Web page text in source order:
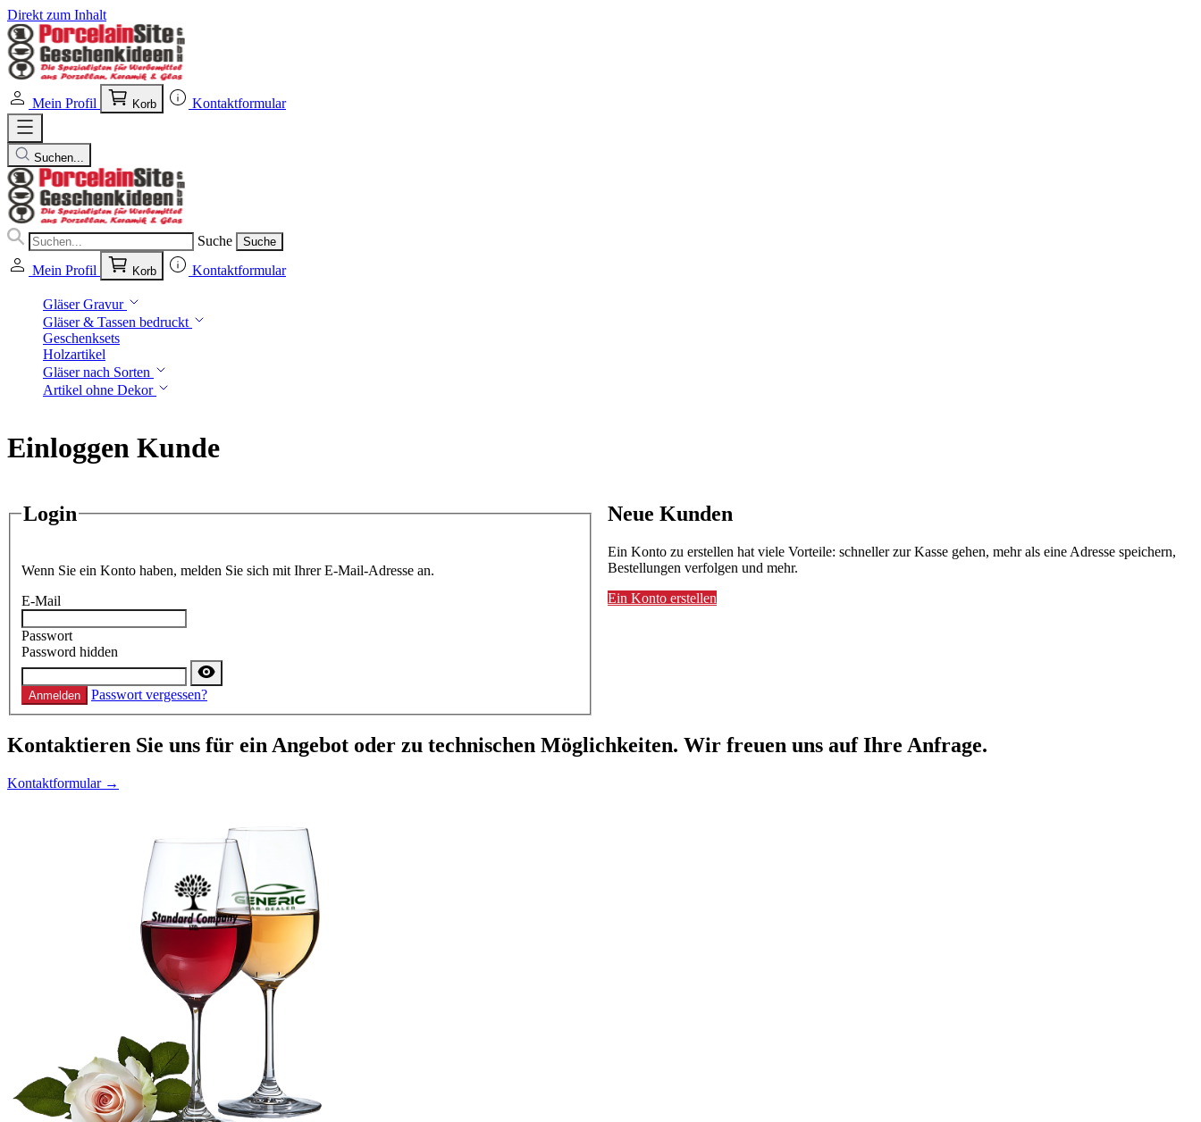
Direkt zum Inhalt
Mein Profil Korb Kontaktformular
Suchen...
Suche Suche
Mein Profil Korb Kontaktformular
Gläser Gravur
Gläser & Tassen bedruckt
Geschenksets
Holzartikel
Gläser nach Sorten
Artikel ohne Dekor
Einloggen Kunde
Login
Wenn Sie ein Konto haben, melden Sie sich mit Ihrer E-Mail-Adresse an.
E-Mail
Passwort
Password hidden
Anmelden Passwort vergessen?
Neue Kunden
Ein Konto zu erstellen hat viele Vorteile: schneller zur Kasse gehen, mehr als eine Adresse speichern,
Bestellungen verfolgen und mehr.
Ein Konto erstellen
Kontaktieren Sie uns für ein Angebot oder zu technischen Möglichkeiten. Wir freuen uns auf Ihre Anfrage.
Kontaktformular →